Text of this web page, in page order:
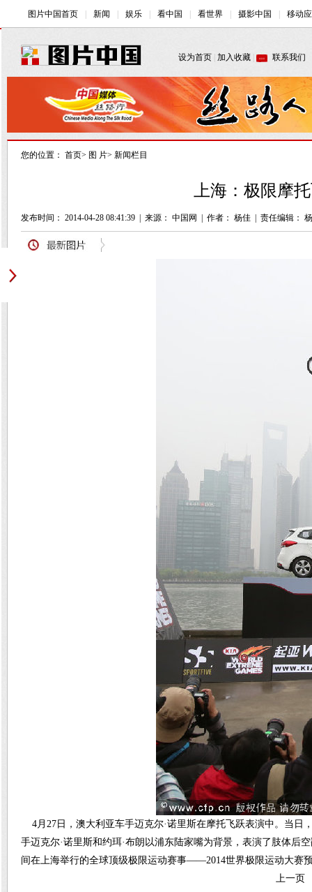
您的位置： 首页> 图 片> 新闻栏目
上海：极限摩
发布时间： 2014-04-28 08:41:39 来源： 中国网 作者： 杨佳 责任编辑：
4月27日，澳大利亚车手迈克尔·诺里斯在摩托飞跃表演中。当日
手迈克尔·诺里斯和约珥·布朗以浦东陆家嘴为背景，表演了肢体后
间在上海举行的全球顶级极限运动赛事——2014世界极限运动大赛
上一页